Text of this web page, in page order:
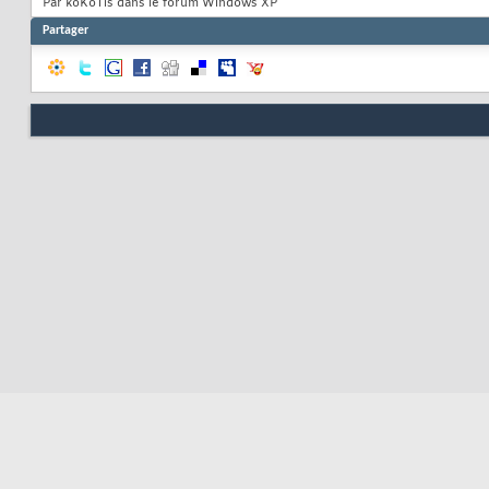
Par koKoTis dans le forum Windows XP
Partager